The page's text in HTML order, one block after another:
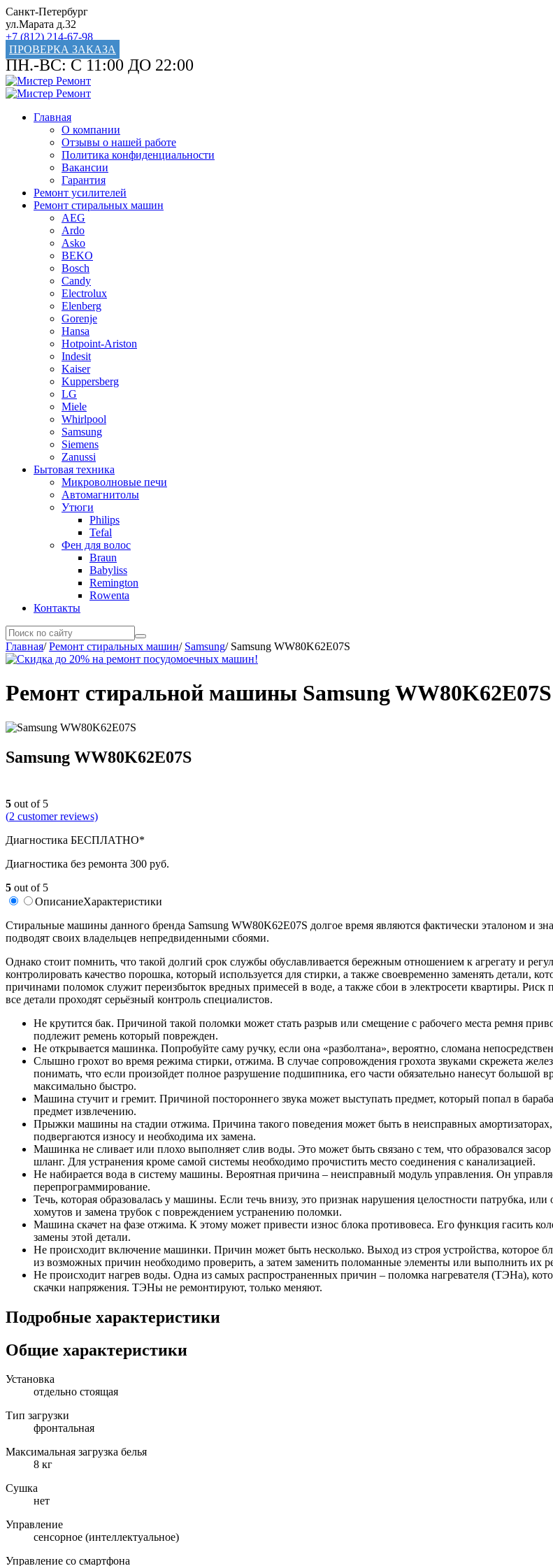
Санкт-Петербург
ул.Марата д.32
+7 (812) 214-67-98
ПРОВЕРКА ЗАКАЗА
ПН.-ВС: С 11:00 ДО 22:00
Главная
О компании
Отзывы о нашей работе
Политика конфиденциальности
Вакансии
Гарантия
Ремонт усилителей
Ремонт стиральных машин
AEG
Ardo
Asko
BEKO
Bosch
Candy
Electrolux
Elenberg
Gorenje
Hansa
Hotpoint-Ariston
Indesit
Kaiser
Kuppersberg
LG
Miele
Whirlpool
Samsung
Siemens
Zanussi
Бытовая техника
Микроволновые печи
Автомагнитолы
Утюги
Philips
Tefal
Фен для волос
Braun
Babyliss
Remington
Rowenta
Контакты
Главная/Ремонт стиральных машин/ Samsung/ Samsung WW80K62E07S
Ремонт стиральной машины Samsung
Samsung WW80K62E07S
5 out of 5
(2 customer reviews)
Диагностика БЕСПЛАТНО*
Диагностика без ремонта 300 руб.
5 out of 5
ОписаниеХарактеристики
Стиральные машины данного бренда Samsung WW80K62E07S долгое время являются фактически эталоном и
подводят своих владельцев непредвиденными сбоями.
Однако стоит помнить, что такой долгий срок службы обуславливается бережным отношением к агрегату и
контролировать качество порошка, который используется для стирки, а также своевременно заменять детали,
причинами поломок служит переизбыток вредных примесей в воде, а также сбои в электросети квартиры. Риск
все детали проходят серьёзный контроль специалистов.
Не крутится бак. Причиной такой поломки может стать разрыв или смещение с рабочего места ремня
подлежит ремень который поврежден.
Не открывается машинка. Попробуйте саму ручку, если она «разболтана», вероятно, сломана
Слышно грохот во время режима стирки, отжима. В случае сопровождения грохота звуками скрежета
понимать, что если произойдет полное разрушение подшипника, его части обязательно нанесут
максимально быстро.
Машина стучит и гремит. Причиной постороннего звука может выступать предмет, который попал в
предмет извлечению.
Прыжки машины на стадии отжима. Причина такого поведения может быть в неисправных
подвергаются износу и необходима их замена.
Машинка не сливает или плохо выполняет слив воды. Это может быть связано с тем, что образовался
шланг. Для устранения кроме самой системы необходимо прочистить место соединения с канализацией.
Не набирается вода в систему машины. Вероятная причина – неисправный модуль управления. Он
перепрограммирование.
Течь, которая образовалась у машины. Если течь внизу, это признак нарушения целостности патрубка,
хомутов и замена трубок с повреждением устранению поломки.
Машина скачет на фазе отжима. К этому может привести износ блока противовеса. Его функция гасить
замены этой детали.
Не происходит включение машинки. Причин может быть несколько. Выход из строя устройства, которое
из возможных причин необходимо проверить, а затем заменить поломанные элементы или выполнить их
Не происходит нагрев воды. Одна из самых распространенных причин – поломка нагревателя (ТЭНа),
скачки напряжения. ТЭНы не ремонтируют, только меняют.
Подробные характеристики
Общие характеристики
Установка
отдельно стоящая
Тип загрузки
фронтальная
Максимальная загрузка белья
8 кг
Сушка
нет
Управление
сенсорное (интеллектуальное)
Управление со смартфона